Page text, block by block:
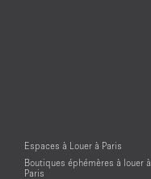
Espaces à Louer à Paris
Boutiques éphémères à louer à
Paris